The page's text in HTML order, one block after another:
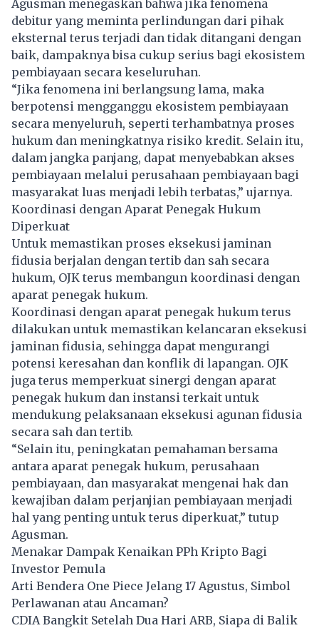
Agusman menegaskan bahwa jika fenomena
debitur yang meminta perlindungan dari pihak
eksternal terus terjadi dan tidak ditangani dengan
baik, dampaknya bisa cukup serius bagi ekosistem
pembiayaan secara keseluruhan.
“Jika fenomena ini berlangsung lama, maka
berpotensi mengganggu ekosistem pembiayaan
secara menyeluruh, seperti terhambatnya proses
hukum dan meningkatnya risiko kredit. Selain itu,
dalam jangka panjang, dapat menyebabkan akses
pembiayaan melalui perusahaan pembiayaan bagi
masyarakat luas menjadi lebih terbatas,” ujarnya.
Koordinasi dengan Aparat Penegak Hukum
Diperkuat
Untuk memastikan proses eksekusi jaminan
fidusia berjalan dengan tertib dan sah secara
hukum, OJK terus membangun koordinasi dengan
aparat penegak hukum.
Koordinasi dengan aparat penegak hukum terus
dilakukan untuk memastikan kelancaran eksekusi
jaminan fidusia, sehingga dapat mengurangi
potensi keresahan dan konflik di lapangan. OJK
juga terus memperkuat sinergi dengan aparat
penegak hukum dan instansi terkait untuk
mendukung pelaksanaan eksekusi agunan fidusia
secara sah dan tertib.
“Selain itu, peningkatan pemahaman bersama
antara aparat penegak hukum, perusahaan
pembiayaan, dan masyarakat mengenai hak dan
kewajiban dalam perjanjian pembiayaan menjadi
hal yang penting untuk terus diperkuat,” tutup
Agusman.
Menakar Dampak Kenaikan PPh Kripto Bagi
Investor Pemula
Arti Bendera One Piece Jelang 17 Agustus, Simbol
Perlawanan atau Ancaman?
CDIA Bangkit Setelah Dua Hari ARB, Siapa di Balik